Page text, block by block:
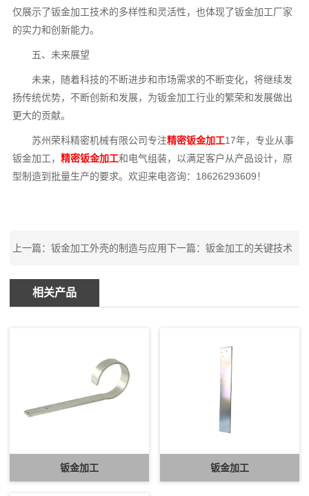
仅展示了钣金加工技术的多样性和灵活性，也体现了钣金加工厂家
的实力和创新能力。
五、未来展望
未来，随着科技的不断进步和市场需求的不断变化，将继续发
扬传统优势，不断创新和发展，为钣金加工行业的繁荣和发展做出
更大的贡献。
苏州荣科精密机械有限公司专注精密钣金加工17年，专业从事
钣金加工，精密钣金加工和电气组装，以满足客户从产品设计，原
型制造到批量生产的要求。欢迎来电咨询：18626293609！
上一篇：钣金加工外壳的制造与应用下一篇：钣金加工的关键技术
相关产品
钣金加工 钣金加工